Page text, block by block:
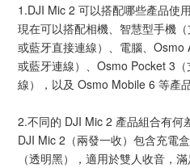
1.DJI Mic 2 可以搭配哪些產品使
現在可以搭配相機、智慧型手機
或藍牙直接連線）、電腦、
或藍牙連線）、Osmo Pocket 3
線），以及 Osmo Mobile 6 等產品
2.不同的 DJI Mic 2 產品組合有何
DJI Mic 2（兩發一收）包含充電
（透明黑），適用於雙人收音，